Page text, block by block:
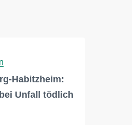
Habitzheim:
Unfall tödlich